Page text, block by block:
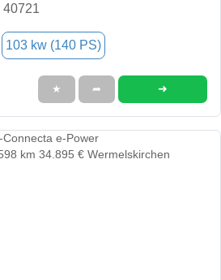
40721
103 kw (140 PS)
★ ➦ ➜